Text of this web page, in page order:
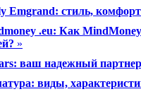
Emgrand: стиль,
.eu: Как
»
ваш надежный
виды,